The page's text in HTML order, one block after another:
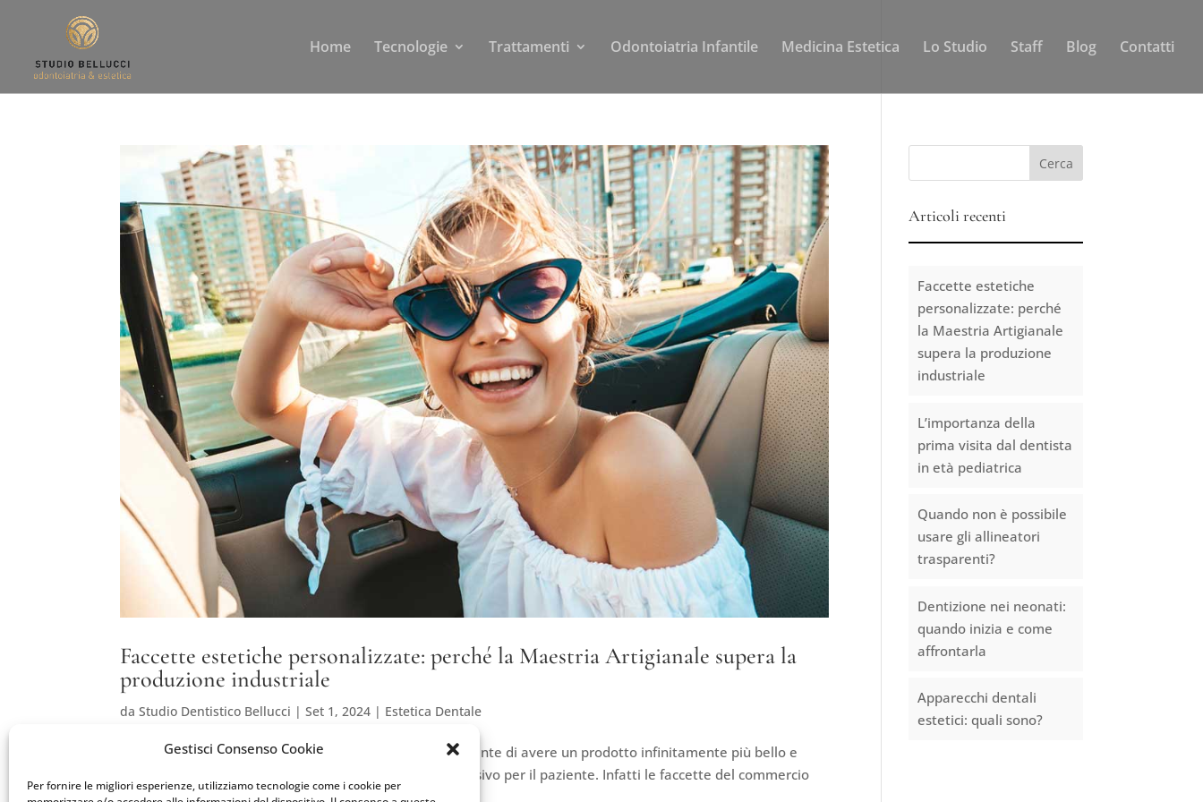
Gestisci Consenso Cookie
Per fornire le migliori esperienze, utilizziamo tecnologie come i cookie per
Home Tecnologie Trattamenti Odontoiatria Infantile Medicina Estetica Lo Studio Staff Blog Contatti
Faccette estetiche personalizzate: perché la Maestria Artigianale supera la
produzione industriale
daStudio Dentistico Bellucci |Set 1, 2024 | Estetica Dentale
La produzione di faccette estetiche personalizzate consente di avere un prodotto infinitamente più bello e
naturale oltre che, sia inteso, in mani capaci, meno invasivo per il paziente. Infatti le faccette del commercio
hanno spessori definiti che non scendono mai al...
Articoli recenti
Faccette estetiche
personalizzate: perché
la Maestria Artigianale
supera la produzione
industriale
L’importanza della
prima visita dal dentista
in età pediatrica
Quando non è possibile
usare gli allineatori
trasparenti?
Dentizione nei neonati:
quando inizia e come
affrontarla
Apparecchi dentali
estetici: quali sono?